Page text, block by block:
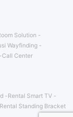
Solution
Wayfinding
Call Center
Rental Smart TV
Rental Standing Bracket